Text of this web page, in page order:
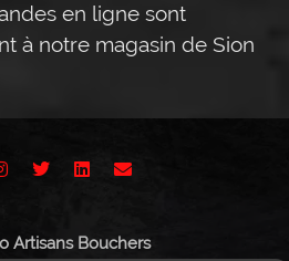
en ligne sont
à notre magasin de Sion
Artisans Bouchers